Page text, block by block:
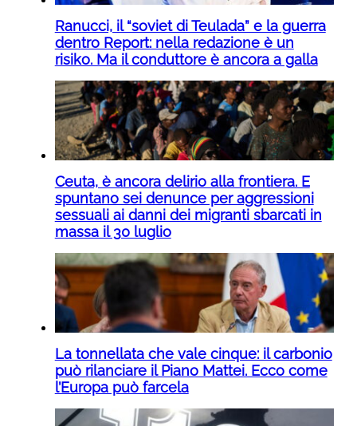
Ranucci, il “soviet di Teulada” e la guerra
dentro Report: nella redazione è un
risiko. Ma il conduttore è ancora a galla
Ceuta, è ancora delirio alla frontiera. E
spuntano sei denunce per aggressioni
sessuali ai danni dei migranti sbarcati in
massa il 30 luglio
La tonnellata che vale cinque: il carbonio
può rilanciare il Piano Mattei. Ecco come
l’Europa può farcela